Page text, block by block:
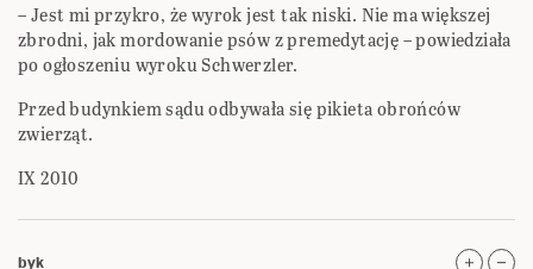
– Jest mi przykro, że wyrok jest tak niski. Nie ma większej
zbrodni, jak mordowanie psów z premedytację – powiedziała
po ogłoszeniu wyroku Schwerzler.
Przed budynkiem sądu odbywała się pikieta obrońców
zwierząt.
IX 2010
byk